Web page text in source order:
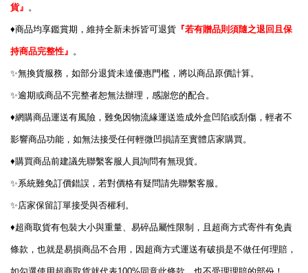
貨』 。
♦️商品均享鑑賞期，維持全新未拆皆可退貨 『若有贈品則須隨之退回且保
持商品完整性』 。
✨無換貨服務，如部分退貨未達優惠門檻，將以商品原價計算。
✨逾期或商品不完整者恕無法辦理，感謝您的配合。
♦️網購商品運送有風險，難免因物流緣運送造成外盒凹陷或刮傷，輕者不
影響商品功能，如無法接受任何輕微凹損請至實體店家購買。
♦️購買商品前建議先聯繫客服人員詢問有無現貨。
✨系統難免訂價錯誤，若對價格有疑問請先聯繫客服。
✨店家保留訂單接受與否權利。
♦️超商取貨有包裝大小與重量、易碎品屬性限制，且超商方式寄件有免責
條款，也就是易損商品不合用，因超商方式運送有破損是不做任何理賠，